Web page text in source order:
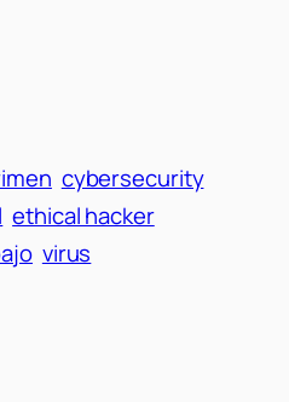
cybersecurity
ethical hacker
virus